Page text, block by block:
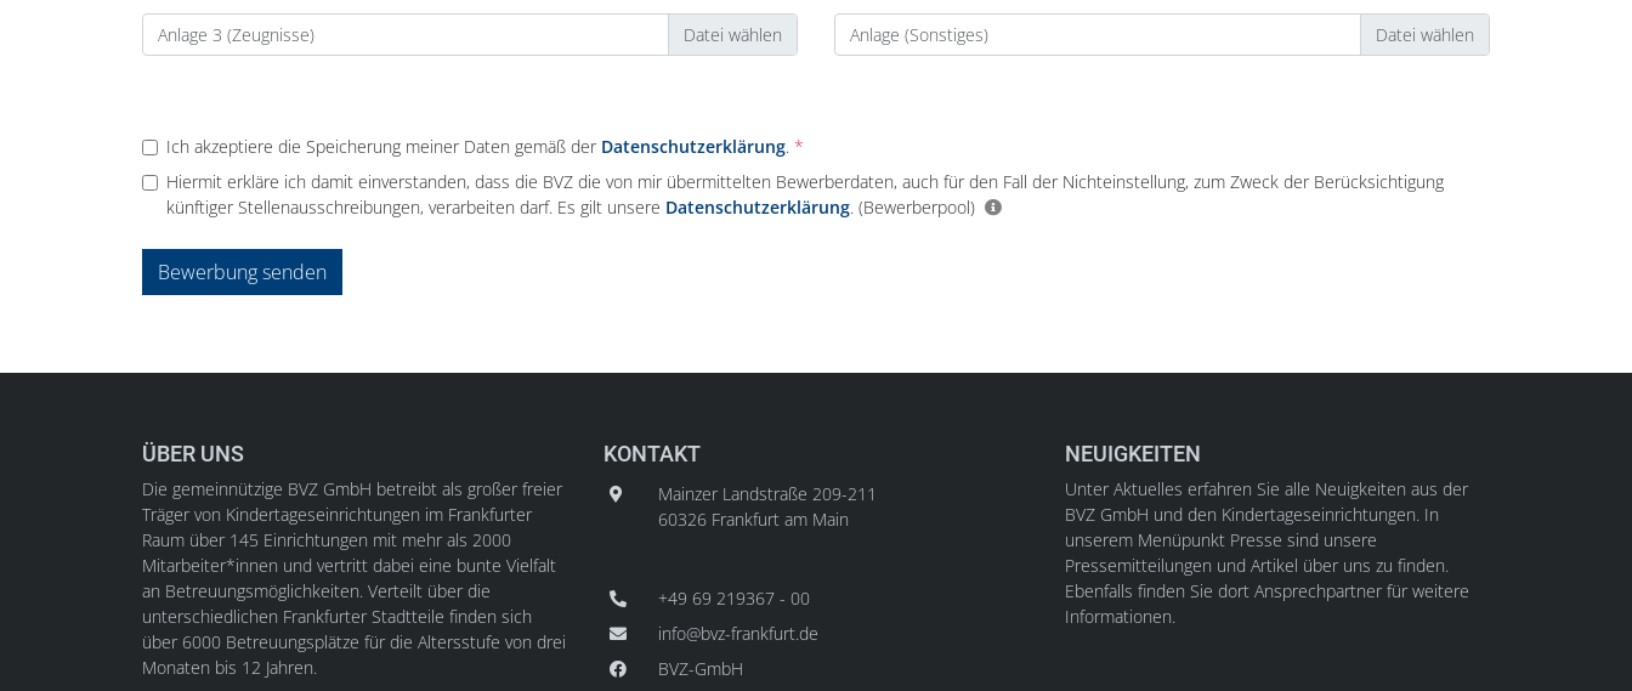
Anlage 3 (Zeugnisse) Anlage (Sonstiges)
Ich akzeptiere die Speicherung meiner Daten gemäß der Datenschutzerklärung.
Hiermit erkläre ich damit einverstanden, dass die BVZ die von mir übermittelten Bewerberdaten, auch für den Fall der Nichteinstellung, zum Zweck der Berücksichtigung
künftiger Stellenausschreibungen, verarbeiten darf. Es gilt unsere Datenschutzerklärung. (Bewerberpool)
Bewerbung senden
ÜBER UNS
Die gemeinnützige BVZ GmbH betreibt als großer freier
Träger von Kindertageseinrichtungen im Frankfurter
Raum über 145 Einrichtungen mit mehr als 2000
Mitarbeiter*innen und vertritt dabei eine bunte Vielfalt
an Betreuungsmöglichkeiten. Verteilt über die
unterschiedlichen Frankfurter Stadtteile finden sich
über 6000 Betreuungsplätze für die Altersstufe von drei
Monaten bis 12 Jahren.
KONTAKT
Mainzer Landstraße 209-211
60326 Frankfurt am Main
+49 69 219367 - 00
info@bvz-frankfurt.de
BVZ-GmbH
NEUIGKEITEN
Unter Aktuelles erfahren Sie alle Neuigkeiten aus der
BVZ GmbH und den Kindertageseinrichtungen. In
unserem Menüpunkt Presse sind unsere
Pressemitteilungen und Artikel über uns zu finden.
Ebenfalls finden Sie dort Ansprechpartner für weitere
Informationen.